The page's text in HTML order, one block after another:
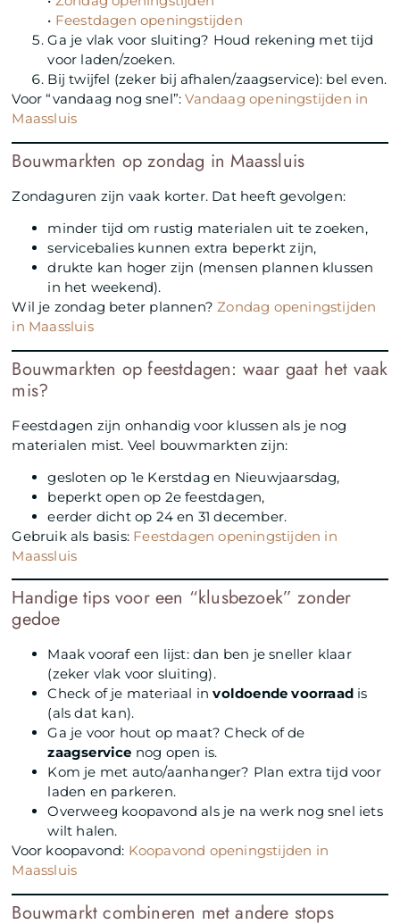
• Feestdagen openingstijden
Ga je vlak voor sluiting? Houd rekening met tijd
voor laden/zoeken.
Bij twijfel (zeker bij afhalen/zaagservice): bel even.
Voor “vandaag nog snel”:Vandaag openingstijden in
Maassluis
Bouwmarkten op zondag in Maassluis
Zondaguren zijn vaak korter. Dat heeft gevolgen:
minder tijd om rustig materialen uit te zoeken,
servicebalies kunnen extra beperkt zijn,
drukte kan hoger zijn (mensen plannen klussen
in het weekend).
Wil je zondag beter plannen?Zondag openingstijden
in Maassluis
Bouwmarkten op feestdagen: waar gaat het vaak
mis?
Feestdagen zijn onhandig voor klussen als je nog
materialen mist. Veel bouwmarkten zijn:
gesloten op 1e Kerstdag en Nieuwjaarsdag,
beperkt open op 2e feestdagen,
eerder dicht op 24 en 31 december.
Gebruik als basis: Feestdagen openingstijden in
Maassluis
Handige tips voor een “klusbezoek” zonder
gedoe
Maak vooraf een lijst: dan ben je sneller klaar
(zeker vlak voor sluiting).
Check of je materiaal involdoende voorraad is
(als dat kan).
Ga je voor hout op maat? Check of de
zaagservice nog open is.
Kom je met auto/aanhanger? Plan extra tijd voor
laden en parkeren.
Overweeg koopavond als je na werk nog snel iets
wilt halen.
Voor koopavond: Koopavond openingstijden in
Maassluis
Bouwmarkt combineren met andere stops